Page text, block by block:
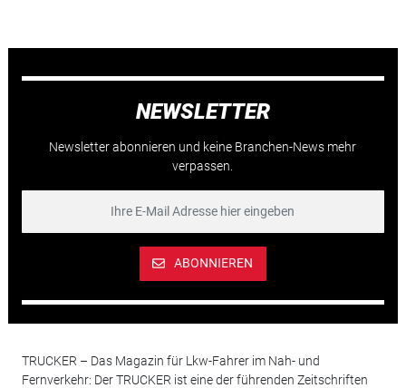
NEWSLETTER
Newsletter abonnieren und keine Branchen-News mehr
verpassen.
ABONNIEREN
TRUCKER – Das Magazin für Lkw-Fahrer im Nah- und
Fernverkehr: Der TRUCKER ist eine der führenden Zeitschriften